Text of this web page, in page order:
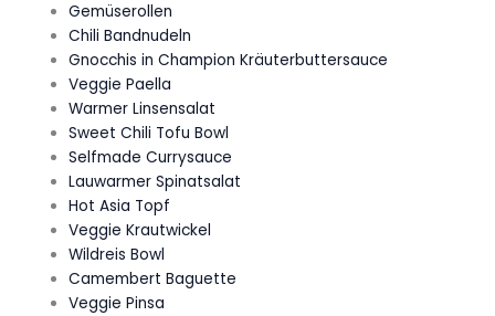
Gemüserollen
Chili Bandnudeln
Gnocchis in Champion Kräuterbuttersauce
Veggie Paella
Warmer Linsensalat
Sweet Chili Tofu Bowl
Selfmade Currysauce
Lauwarmer Spinatsalat
Hot Asia Topf
Veggie Krautwickel
Wildreis Bowl
Camembert Baguette
Veggie Pinsa